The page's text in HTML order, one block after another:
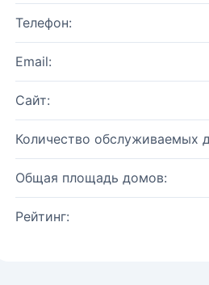
Телефон:
Email:
Сайт:
Количество обслуживаемых
Общая площадь домов:
Рейтинг: